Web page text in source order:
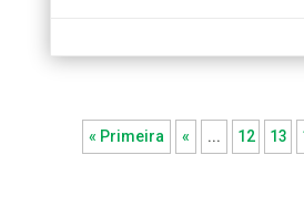
« Primeira « ... 12 13